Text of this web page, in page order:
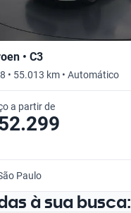
• C3
• 55.013 km • Automático
a partir de
Paulo
à sua busca: